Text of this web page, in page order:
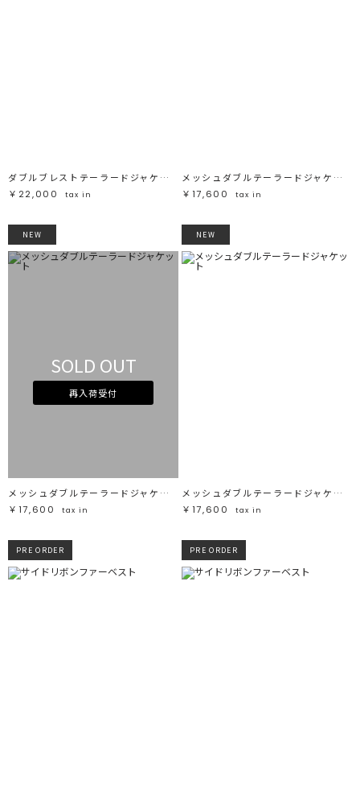
ダブルブレストテーラードジャケット
￥22,000
tax in
メッシュダブルテーラードジャケット
￥17,600
tax in
NEW
SOLD OUT
再入荷受付
メッシュダブルテーラードジャケット
￥17,600
tax in
NEW
メッシュダブルテーラードジャケット
￥17,600
tax in
PRE ORDER PRE ORDER